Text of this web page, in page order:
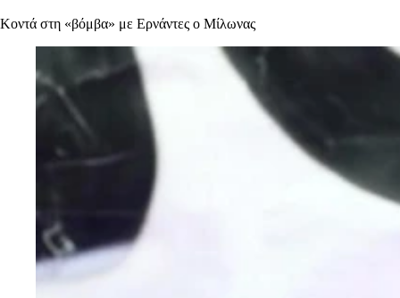
Κοντά στη «βόμβα» με Ερνάντες ο Μίλωνας